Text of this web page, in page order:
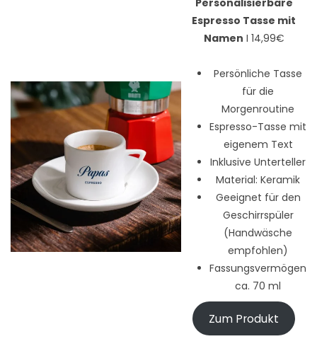
Espresso Tasse mit
Namen I 14,99€
Persönliche Tasse
für die
Morgenroutine
Espresso-Tasse mit
eigenem Text
Inklusive Unterteller
Material: Keramik
Geeignet für den
Geschirrspüler
(Handwäsche
empfohlen)
Fassungsvermögen
ca. 70 ml
Zum Produkt